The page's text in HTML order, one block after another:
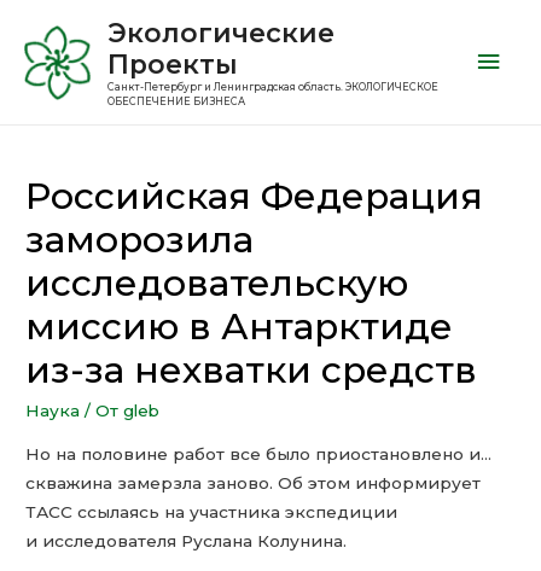
Экологические
Проекты
Санкт-Петербург и Ленинградская область. ЭКОЛОГИЧЕСКОЕ
ОБЕСПЕЧЕНИЕ БИЗНЕСА
Российская Федерация
заморозила
исследовательскую
миссию в Антарктиде
из-за нехватки средств
Наука / От gleb
Но на половине работ все было приостановлено и…
скважина замерзла заново. Об этом информирует
ТАСС ссылаясь на участника экспедиции
и исследователя Руслана Колунина.